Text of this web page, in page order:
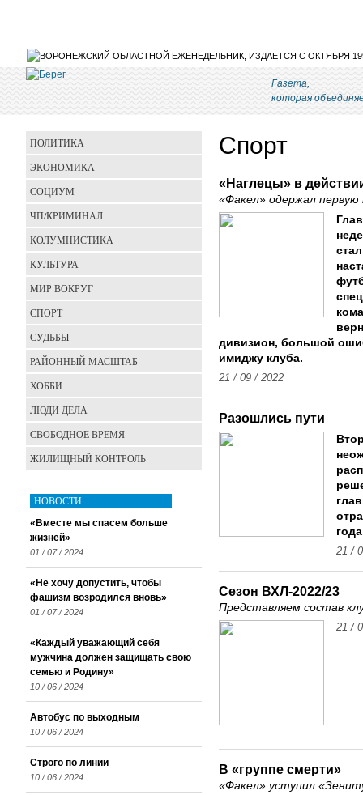
Газета,
которая
Спорт
«Наглецы» в
«Факел» одержал первую
дивизион, большой
имиджу клуба.
21 / 09 / 2022
Разошлись пути
21 /
Сезон ВХЛ-2022/23
Представляем состав
21 /
В «группе смерти»
«Факел» уступил
ПОЛИТИКА
ЭКОНОМИКА
СОЦИУМ
ЧП/КРИМИНАЛ
КОЛУМНИСТИКА
КУЛЬТУРА
МИР ВОКРУГ
СПОРТ
СУДЬБЫ
РАЙОННЫЙ МАСШТАБ
ХОББИ
ЛЮДИ ДЕЛА
СВОБОДНОЕ ВРЕМЯ
ЖИЛИЩНЫЙ КОНТРОЛЬ
НОВОСТИ
«Вместе мы спасем больше
жизней»
01 / 07 / 2024
«Не хочу допустить, чтобы
фашизм возродился вновь»
01 / 07 / 2024
«Каждый уважающий себя
мужчина должен защищать свою
семью и Родину»
10 / 06 / 2024
Автобус по выходным
10 / 06 / 2024
Строго по линии
10 / 06 / 2024